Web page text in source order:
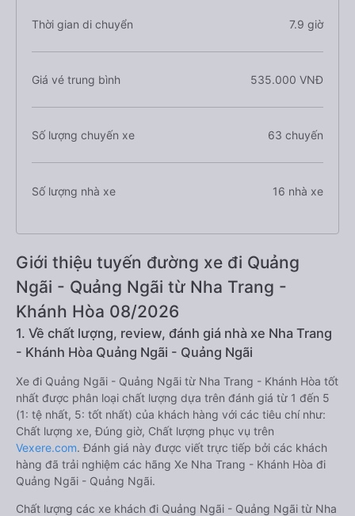
Thời gian di chuyển 7.9 giờ
Giá vé trung bình 535.000 VNĐ
Số lượng chuyến xe 63 chuyến
Số lượng nhà xe 16 nhà xe
Giới thiệu tuyến đường xe đi Quảng
Ngãi - Quảng Ngãi từ Nha Trang -
Khánh Hòa 08/2026
1. Về chất lượng, review, đánh giá nhà xe Nha Trang
- Khánh Hòa Quảng Ngãi - Quảng Ngãi
Xe đi Quảng Ngãi - Quảng Ngãi từ Nha Trang - Khánh Hòa tốt
nhất được phân loại chất lượng dựa trên đánh giá từ 1 đến 5
(1: tệ nhất, 5: tốt nhất) của khách hàng với các tiêu chí như:
Chất lượng xe, Đúng giờ, Chất lượng phục vụ trên
Vexere.com. Đánh giá này được viết trực tiếp bởi các khách
hàng đã trải nghiệm các hãng Xe Nha Trang - Khánh Hòa đi
Quảng Ngãi - Quảng Ngãi.
Chất lượng các xe khách đi Quảng Ngãi - Quảng Ngãi từ Nha